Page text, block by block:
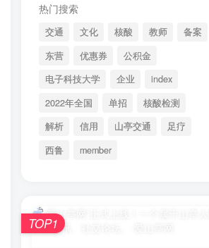
热门搜索
交通 文化 核酸 教师
备案
东营
优惠券
公积金
电子科技大学
企业
index
2022年全国
单招
核酸检测
解析
信用 山亭交通
足疗
西鲁
member
TOP1